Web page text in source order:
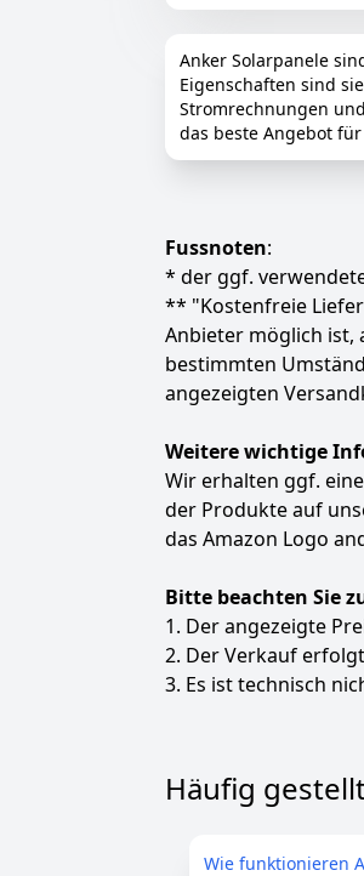
Anker Solarpanele
Eigenschaften sind
Stromrechnungen
das beste Angebot
Fussnoten:
* der ggf.
** "Kostenfreie
Anbieter möglich ist,
bestimmten
angezeigten
Weitere wichtige
Wir erhalten ggf.
der Produkte auf
das Amazon Logo
Bitte beachten Sie
1. Der angezeigte
2. Der Verkauf
3. Es ist technisch
Häufig
Wie funktionieren